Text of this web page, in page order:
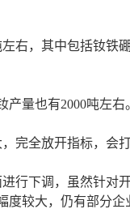
，其中包括钕铁
量也有2000吨左右
全放开指标，会
下调，虽然针对
较大，仍有部分